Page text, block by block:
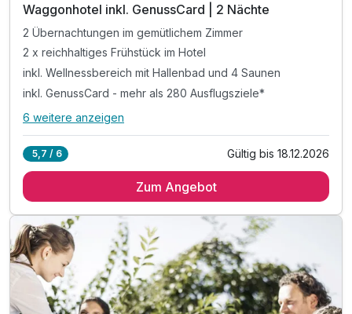
Waggonhotel inkl. GenussCard | 2 Nächte
2 Übernachtungen im gemütlichem Zimmer
2 x reichhaltiges Frühstück im Hotel
inkl. Wellnessbereich mit Hallenbad und 4 Saunen
inkl. GenussCard - mehr als 280 Ausflugsziele*
Alle Inklusivleistungen
2 x reichhaltiges Frühstück im Hotel
inkl. GenussCard - mehr als 280 Ausflugsziele*
inkl. Ruheraum & Sonnenplatzerl
inkl. Fahrradverleih, E-Bike Verleih gg. Aufpreis
inkl. Tischtennis, großer Kinderspielplatz
inkl. hoteleigener Gästeparkplatz
6 weitere anzeigen
5,7 / 6 Gültig bis 18.12.2026
Zum Angebot